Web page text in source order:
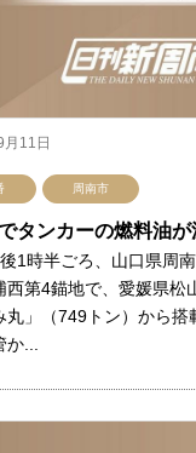
11日
周南市
タンカーの燃料油が
1時半ごろ、山口県周
西第4錨地で、愛媛県松
丸」（749トン）から搭
...